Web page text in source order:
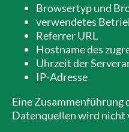
Browsertyp und
verwendetes
Referrer URL
Hostname des
Uhrzeit der
IP-Adresse
Eine Zusammenführung
Datenquellen wird nicht